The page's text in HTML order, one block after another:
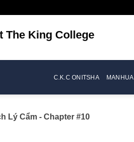
The King College
C.K.C ONITSHA MANHUA
Lý Cẩm- Chapter #10